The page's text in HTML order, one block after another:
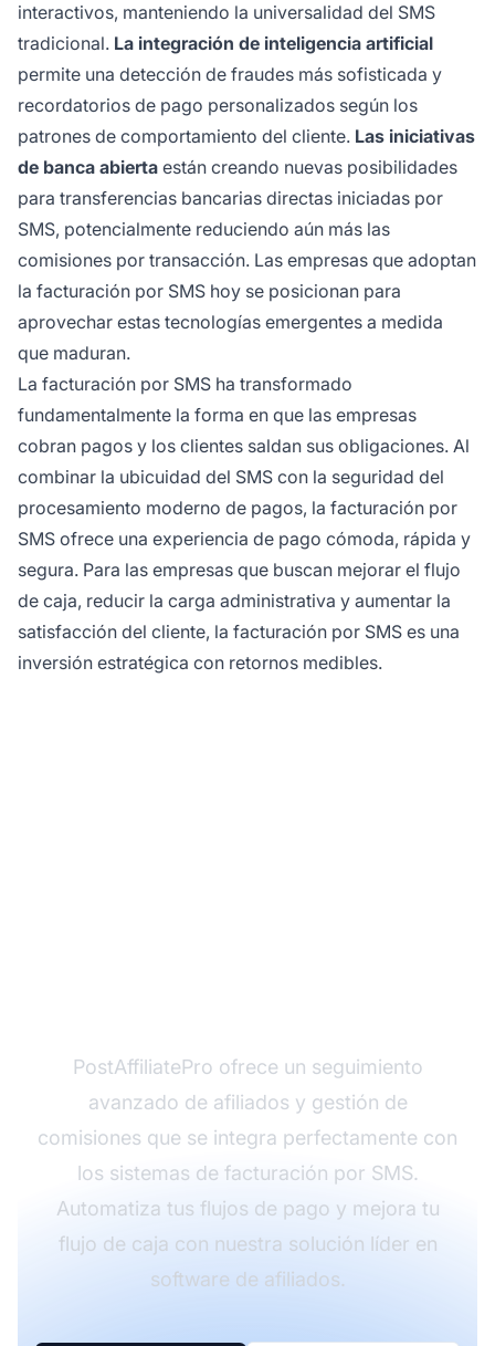
interactivos, manteniendo la universalidad del SMS
tradicional. La integración de inteligencia artificial
permite una detección de fraudes más sofisticada y
recordatorios de pago personalizados según los
patrones de comportamiento del cliente. Las iniciativas
de banca abierta están creando nuevas posibilidades
para transferencias bancarias directas iniciadas por
SMS, potencialmente reduciendo aún más las
comisiones por transacción. Las empresas que adoptan
la facturación por SMS hoy se posicionan para
aprovechar estas tecnologías emergentes a medida
que maduran.
La facturación por SMS ha transformado
fundamentalmente la forma en que las empresas
cobran pagos y los clientes saldan sus obligaciones. Al
combinar la ubicuidad del SMS con la seguridad del
procesamiento moderno de pagos, la facturación por
SMS ofrece una experiencia de pago cómoda, rápida y
segura. Para las empresas que buscan mejorar el flujo
de caja, reducir la carga administrativa y aumentar la
satisfacción del cliente, la facturación por SMS es una
inversión estratégica con retornos medibles.
PostAffiliatePro ofrece un seguimiento
avanzado de afiliados y gestión de
comisiones que se integra perfectamente con
los sistemas de facturación por SMS.
Automatiza tus flujos de pago y mejora tu
flujo de caja con nuestra solución líder en
software de afiliados.